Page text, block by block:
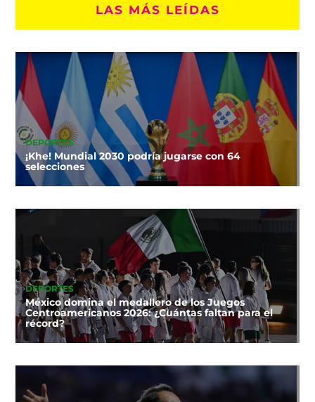
LAS MÁS LEÍDAS
DEPORTES
¡Khe! Mundial 2030 podría jugarse con 64
selecciones
DEPORTES
México domina el medallero de los Juegos
Centroamericanos 2026: ¿Cuántas faltan para el
récord?